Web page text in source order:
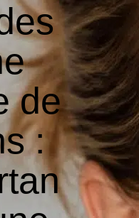
de
: